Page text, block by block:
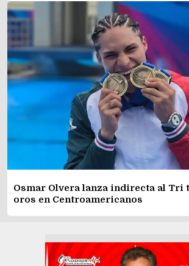
Osmar Olvera lanza indirecta al Tri
oros en Centroamericanos